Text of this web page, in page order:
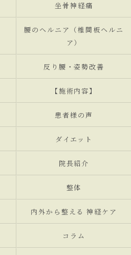
坐骨神経痛
腰のヘルニア（椎間板ヘルニ
ア）
反り腰・姿勢改善
【施術内容】
患者様の声
ダイエット
院長紹介
整体
内外から整える 神経ケア
コラム